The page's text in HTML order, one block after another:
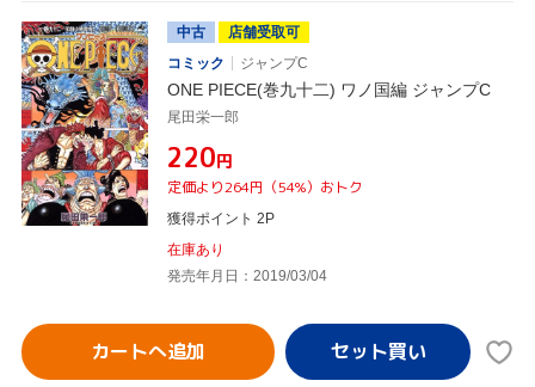
中古
店舗受取可
コミック
ジャンプC
ONE PIECE(巻九十二) ワノ国編 ジャンプC
尾田栄一郎
¥220円
定価より264円（54%）おトク
獲得ポイント 2P
在庫あり
発売年月日：2019/03/04
カートへ追加